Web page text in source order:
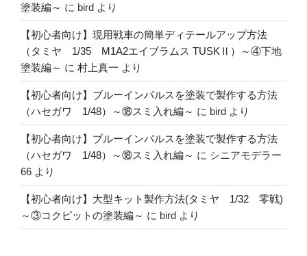
塗装編～ に bird より
【初心者向け】現用戦車の簡単ディテールアップ方法
（タミヤ 1/35 M1A2エイブラムス TUSKⅡ）～④下地
塗装編～ に 村上真一 より
【初心者向け】ブルーインパルスを塗装で製作する方法
（ハセガワ 1/48）～⑱スミ入れ編～ に bird より
【初心者向け】ブルーインパルスを塗装で製作する方法
（ハセガワ 1/48）～⑱スミ入れ編～ に シニアモデラー
66 より
【初心者向け】大型キット製作方法(タミヤ 1/32 零戦)
～③コクピットの塗装編～ に bird より